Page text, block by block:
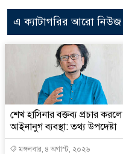
এ ক্যাটাগরির আরো নিউজ
শেখ হাসিনার বক্তব্য প্রচার করলে
আইনানুগ ব্যবস্থা: তথ্য উপদেষ্টা
মঙ্গলবার, ৪ অগাস্ট, ২০২৬